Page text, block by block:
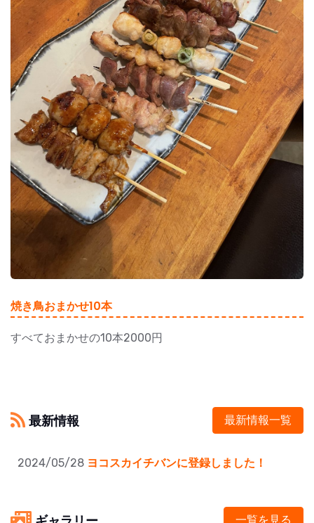
焼き鳥おまかせ10本
すべておまかせの10本2000円
最新情報 最新情報一覧
2024/05/28 ヨコスカイチバンに登録しました！
一覧を見る